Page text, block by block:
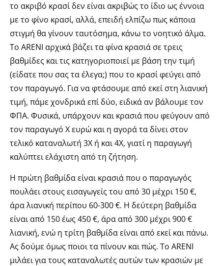
το ακριβό κρασί δεν είναι ακριβώς το ίδιο ως έννοια
με το φίνο κρασί, αλλά, επειδή ελπίζω πως κάποια
στιγμή θα γίνουν ταυτόσημα, κάνω το νοητικό άλμα.
Το ARENI αρχικά βάζει τα φίνα κρασιά σε τρεις
βαθμίδες και τις κατηγοριοποιεί με βάση την τιμή
(είδατε που σας τα έλεγα;) που το κρασί φεύγει από
τον παραγωγό. Για να φτάσουμε από εκεί στη λιανική
τιμή, πάμε χονδρικά επί δύο, ειδικά αν βάλουμε τον
ΦΠΑ. Φυσικά, υπάρχουν και κρασιά που φεύγουν από
τον παραγωγό Χ ευρώ και η αγορά τα δίνει στον
τελικό καταναλωτή 3Χ ή και 4Χ, γιατί η παραγωγή
καλύπτει ελάχιστη από τη ζήτηση.
Η πρώτη βαθμίδα είναι κρασιά που ο παραγωγός
πουλάει στους εισαγωγείς του από 30 μέχρι 150 €,
άρα λιανική περίπου 60-300 €. Η δεύτερη βαθμίδα
είναι από 150 έως 450 €, άρα από 300 μέχρι 900 €
λιανική, ενώ η τρίτη βαθμίδα είναι από εκεί και πάνω.
Ας δούμε όμως ποιοι τα πίνουν και πώς. Το ARENI
μιλάει για τους καταναλωτές αυτών των κρασιών με